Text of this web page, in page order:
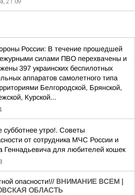
21:09
России: В течение прошедшей
силами ПВО перехвачены и
397 украинских беспилотных
аппаратов самолетного типа
Белгородской, Брянской,
Курской...
субботнее утро!. Советы
от сотрудника МЧС России и
Геннадьевича для любителей кошек
опасности!// ВНИМАНИЕ ВСЕМ |
ОБЛАСТЬ